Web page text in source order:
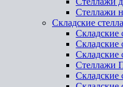
Стеллажи
Складские
Складские
Складские
Складские
Стеллажи
Складские